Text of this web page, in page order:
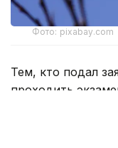
Фото: pixabay.com
Тем, кто подал
проходить